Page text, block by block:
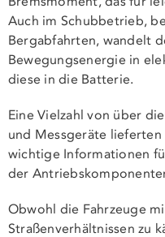
Auch im Schubbetrieb,
Bergabfahrten, wandelt
Bewegungsenergie in
diese in die Batterie.
Eine Vielzahl von über
und Messgeräte
wichtige Informationen
der
Obwohl die Fahrzeuge
Straßenverhältnissen zu